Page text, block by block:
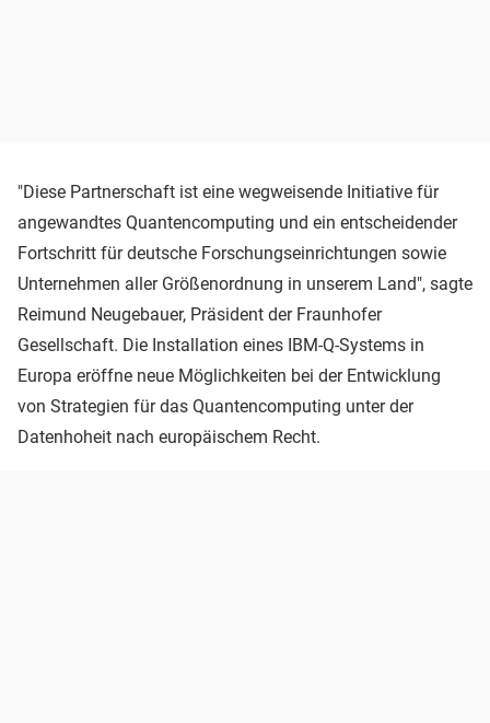
"Diese Partnerschaft ist eine wegweisende Initiative für
angewandtes Quantencomputing und ein entscheidender
Fortschritt für deutsche Forschungseinrichtungen sowie
Unternehmen aller Größenordnung in unserem Land", sagte
Reimund Neugebauer, Präsident der Fraunhofer
Gesellschaft. Die Installation eines IBM-Q-Systems in
Europa eröffne neue Möglichkeiten bei der Entwicklung
von Strategien für das Quantencomputing unter der
Datenhoheit nach europäischem Recht.